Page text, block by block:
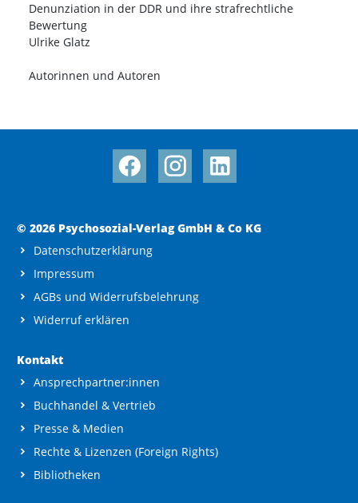
Denunziation in der DDR und ihre strafrechtliche
Bewertung
Ulrike Glatz
Autorinnen und Autoren
© 2026 Psychosozial-Verlag GmbH & Co KG
Datenschutzerklärung
Impressum
AGBs und Widerrufsbelehrung
Widerruf erklären
Kontakt
Ansprechpartner:innen
Buchhandel & Vertrieb
Presse & Medien
Rechte & Lizenzen (Foreign Rights)
Bibliotheken